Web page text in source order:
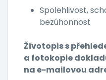
Spolehlivost,
bezúhonnost
Životopis s
a fotokopie
na e-mailovou